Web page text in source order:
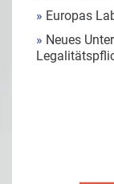
» Europas
» Neues